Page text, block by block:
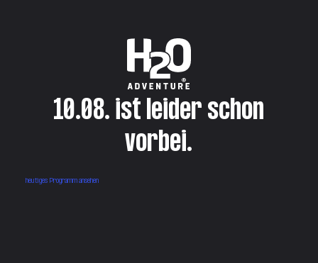
10.08. ist leider schon
vorbei.
heutiges Programm ansehen